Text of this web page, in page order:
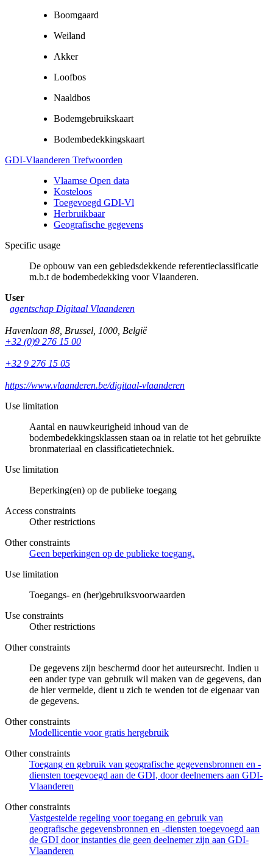
Boomgaard
Weiland
Akker
Loofbos
Naaldbos
Bodemgebruikskaart
Bodembedekkingskaart
GDI-Vlaanderen Trefwoorden
Vlaamse Open data
Kosteloos
Toegevoegd GDI-Vl
Herbruikbaar
Geografische gegevens
Specific usage
De opbouw van een gebiedsdekkende referentieclassificatie
m.b.t de bodembedekking voor Vlaanderen.
User
agentschap Digitaal Vlaanderen
Havenlaan 88 Brussel 1000 België
+32 (0)9 276 15 00
+32 9 276 15 05
https://www.vlaanderen.be/digitaal-vlaanderen
Use limitation
Aantal en nauwkeurigheid inhoud van de
bodembedekkingsklassen staan oa in relatie tot het gebruikte
bronmateriaal en classificatietechniek.
Use limitation
Beperking(en) op de publieke toegang
Access constraints
Other restrictions
Other constraints
Geen beperkingen op de publieke toegang.
Use limitation
Toegangs- en (her)gebruiksvoorwaarden
Use constraints
Other restrictions
Other constraints
De gegevens zijn beschermd door het auteursrecht. Indien u
een ander type van gebruik wil maken van de gegevens, dan
de hier vermelde, dient u zich te wenden tot de eigenaar van
de gegevens.
Other constraints
Modellicentie voor gratis hergebruik
Other constraints
Toegang en gebruik van geografische gegevensbronnen en -
diensten toegevoegd aan de GDI, door deelnemers aan GDI-
Vlaanderen
Other constraints
Vastgestelde regeling voor toegang en gebruik van
geografische gegevensbronnen en -diensten toegevoegd aan
de GDI door instanties die geen deelnemer zijn aan GDI-
Vlaanderen